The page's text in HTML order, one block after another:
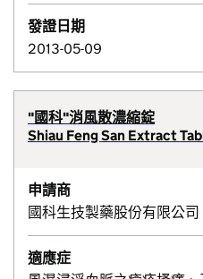
發證日期
2013-05-09
"國科"消風散濃縮錠
Shiau Feng San Extract
申請商
國科生技製藥股份有限公司
適應症